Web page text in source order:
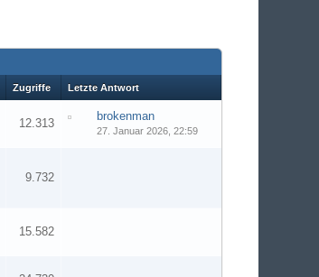
Zugriffe Letzte Antwort
12.313
brokenman
27. Januar 2026, 22:59
9.732
15.582